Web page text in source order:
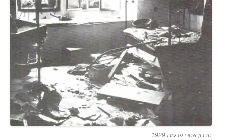
חברון אחרי פרעות 1929